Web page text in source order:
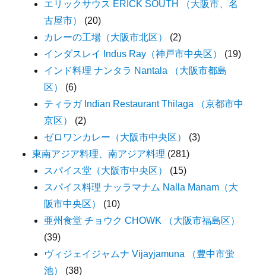
エリックサウス ERICK SOUTH （大阪市、名
古屋市）
(20)
カレーの工場（大阪市北区）
(2)
インダスレイ Indus Ray（神戸市中央区）
(19)
インド料理 ナンタラ Nantala （大阪市都島
区）
(6)
ティラガ Indian Restaurant Thilaga （京都市中
京区）
(2)
ゼロワンカレー（大阪市中央区）
(3)
東南アジア料理、南アジア料理 (281)
スパイス堂（大阪市中央区）
(15)
スパイス料理 ナッラマナム Nalla Manam（大
阪市中央区）
(10)
亜州食堂 チョウク CHOWK （大阪市福島区）
(39)
ヴィジェイジャムナ Vijayjamuna （豊中市蛍
池）
(38)